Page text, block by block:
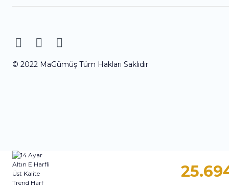
© 2022 MaGümüş Tüm Hakları Saklıdır